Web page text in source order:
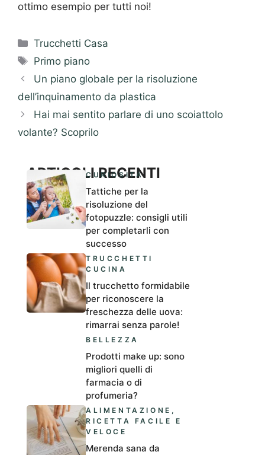
ottimo esempio per tutti noi!
Categorie
Trucchetti Casa
Tag
Primo piano
Un piano globale per la risoluzione
dell’inquinamento da plastica
Hai mai sentito parlare di uno scoiattolo
volante? Scoprilo
ARTICOLI RECENTI
CURIOSITÀ
Tattiche per la
risoluzione del
fotopuzzle: consigli utili
per completarli con
successo
TRUCCHETTI
CUCINA
Il trucchetto formidabile
per riconoscere la
freschezza delle uova:
rimarrai senza parole!
BELLEZZA
Prodotti make up: sono
migliori quelli di
farmacia o di
profumeria?
ALIMENTAZIONE ,
RICETTA FACILE E
VELOCE
Merenda sana da